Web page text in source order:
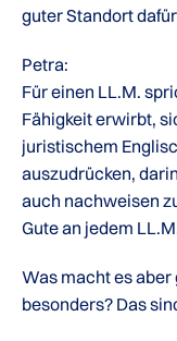
guter Standort
Petra:
Für einen LL.M.
Fähigkeit erwirbt,
juristischem
auszudrücken,
auch nachweisen
Gute an jedem
Was macht es
besonders? Das